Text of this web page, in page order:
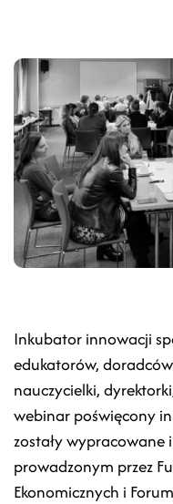
Inkubator innowacji
edukatorów,
nauczycielki,
webinar poświęcony
zostały
prowadzonym przez
Ekonomicznych i